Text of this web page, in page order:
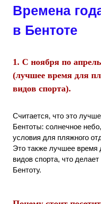
Времена
в Бентоте
1. С ноября по
(лучшее время для
видов спорта).
Считается, что это
Бентоты: солнечное
условия для пляжного
Это также лучшее
видов спорта, что
Бентоту.